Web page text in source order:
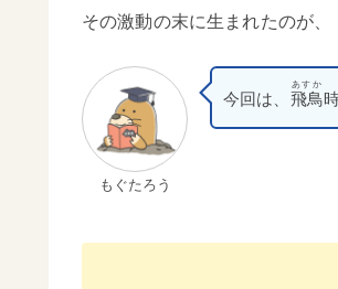
その激動の末に生まれたのが
もぐたろう
今回は、 飛鳥
あすか